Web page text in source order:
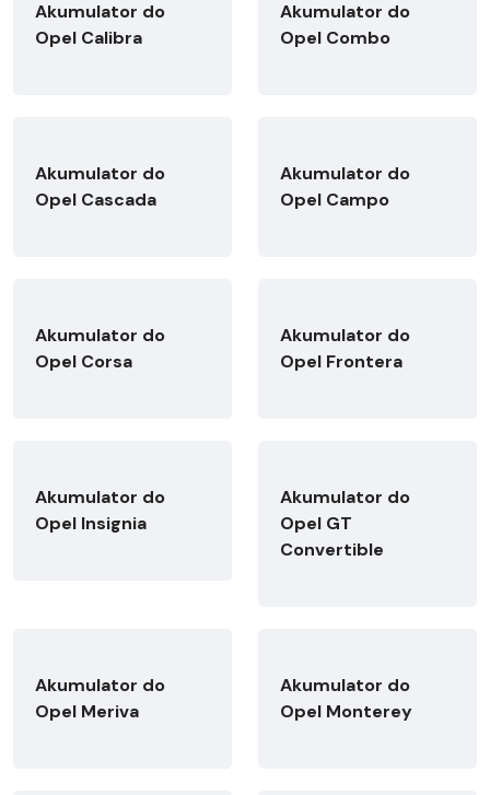
Akumulator do
Opel Calibra
Akumulator do
Opel Combo
Akumulator do
Opel Cascada
Akumulator do
Opel Campo
Akumulator do
Opel Corsa
Akumulator do
Opel Frontera
Akumulator do
Opel Insignia
Akumulator do
Opel GT
Convertible
Akumulator do
Opel Meriva
Akumulator do
Opel Monterey